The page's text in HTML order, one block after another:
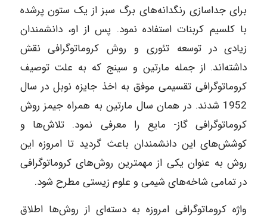
برای جداسازی رنگدانه‌های برگ سبز از یک ستون پرشده
با کلسیم کربنات استفاده نمود. پس از او، دانشمندان
زیادی در توسعه تئوری و روش کروماتوگرافی نقش
داشته‌اند. از جمله مارتین و سینج که به علت توصیف
کروماتوگرافی تقسیمی موفق به اخذ جایزه نوبل در سال
1952 شدند. در همان سال مارتین به همراه جیمز روش
کروماتوگرافی گاز- مایع را معرفی نمود. تلاش‌ها و
کوشش‌های این دانشمندان باعث گردید تا امروزه این
روش به عنوان یکی از مهمترین روش‌های کروماتوگرافی
در تمامی شاخه‌های شیمی و علوم زیستی مطرح شود.
واژه کروماتوگرافی امروزه به دسته‌ای از روش‌ها اطلاق